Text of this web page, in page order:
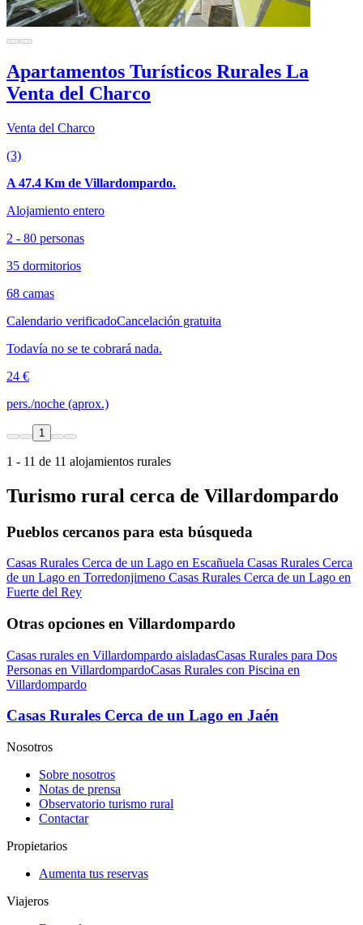
Apartamentos Turísticos Rurales La
Venta del Charco
Venta del Charco
(3)
A 47.4 Km de Villardompardo.
Alojamiento entero
2 - 80 personas
35 dormitorios
68 camas
Calendario verificadoCancelación gratuita
Todavía no se te cobrará nada.
24 €
pers./noche (aprox.)
1
1 - 11 de 11 alojamientos rurales
Turismo rural cerca de Villardompardo
Pueblos cercanos para esta búsqueda
Casas Rurales Cerca de un Lago en Escañuela Casas Rurales Cerca
de un Lago en Torredonjimeno Casas Rurales Cerca de un Lago en
Fuerte del Rey
Otras opciones en Villardompardo
Casas rurales en Villardompardo aisladasCasas Rurales para Dos
Personas en VillardompardoCasas Rurales con Piscina en
Villardompardo
Casas Rurales Cerca de un Lago en Jaén
Nosotros
Sobre nosotros
Notas de prensa
Observatorio turismo rural
Contactar
Propietarios
Aumenta tus reservas
Viajeros